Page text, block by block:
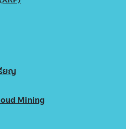
ยญ
Mining